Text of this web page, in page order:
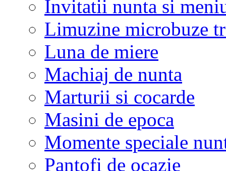
Invitatii nunta si
Limuzine microbuze
Luna de miere
Machiaj de nunta
Marturii si cocarde
Masini de epoca
Momente speciale
Pantofi de ocazie